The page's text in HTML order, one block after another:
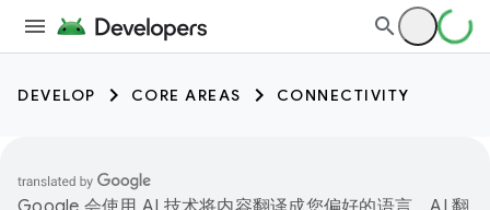
DEVELOP CORE AREAS CONNECTIVITY